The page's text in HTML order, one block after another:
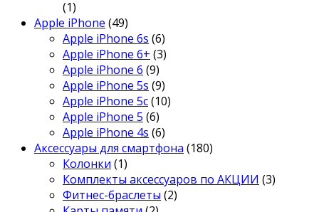
(1)
Apple iPhone (49)
Apple iPhone 6s (6)
Apple iPhone 6+ (3)
Apple iPhone 6 (9)
Apple iPhone 5s (9)
Apple iPhone 5c(10)
Apple iPhone 5 (6)
Apple iPhone 4s (6)
Аксессуары для смартфона (180)
Колонки (1)
Комплекты аксессуаров по АКЦИИ (3)
Фитнес-браслеты (2)